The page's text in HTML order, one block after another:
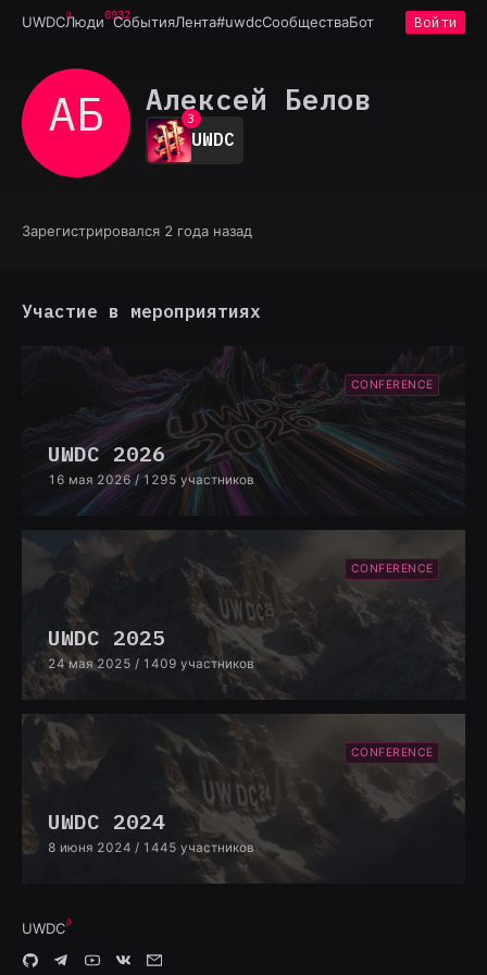
UWDCЛюди6932
СобытияЛента#uwdcСообществаБот Войти
АБ Алексей Белов
2
3
4
5
8
UWDC
Зарегистрировался 2 года назад
Участие в мероприятиях
CONFERENCE
UWDC 2026
16 мая 2026 / 1295 участников
CONFERENCE
UWDC 2025
24 мая 2025 / 1409 участников
CONFERENCE
UWDC 2024
8 июня 2024 / 1445 участников
UWDC